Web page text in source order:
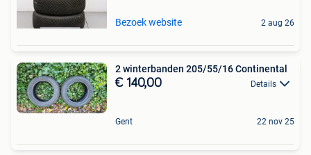
Bezoek website 2 aug 26
2 winterbanden 205/55/16 Continental
€ 140,00 Details
Gent 22 nov 25